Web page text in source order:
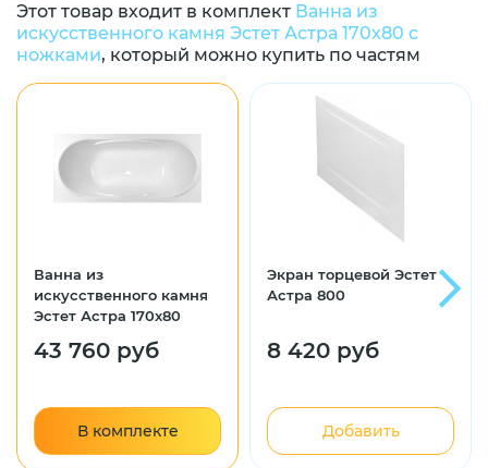
Этот товар входит в комплект Ванна из
искусственного камня Эстет Астра 170x80 с
ножками, который можно купить по частям
Ванна из
искусственного камня
Эстет Астра 170x80
43 760 руб
В комплекте
Экран торцевой Эстет
Астра 800
8 420 руб
Добавить